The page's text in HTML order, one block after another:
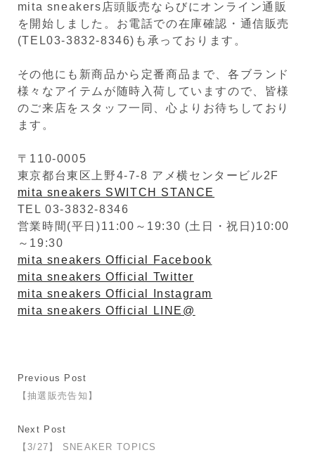
mita sneakers店頭販売ならびにオンライン通販
を開始しました。お電話での在庫確認・通信販売
(TEL03-3832-8346)も承っております。
その他にも新商品から定番商品まで、各ブランド
様々なアイテムが随時入荷していますので、皆様
のご来店をスタッフ一同、心よりお待ちしており
ます。
〒110-0005
東京都台東区上野4-7-8 アメ横センタービル2F
mita sneakers SWITCH STANCE
TEL 03-3832-8346
営業時間(平日)11:00～19:30 (土日・祝日)10:00
～19:30
mita sneakers Official Facebook
mita sneakers Official Twitter
mita sneakers Official Instagram
mita sneakers Official LINE@
Previous Post
【抽選販売告知】
Next Post
【3/27】 SNEAKER TOPICS